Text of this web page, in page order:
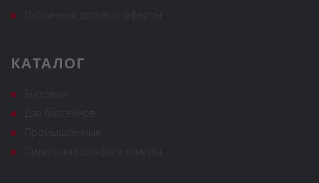
КАТАЛОГ